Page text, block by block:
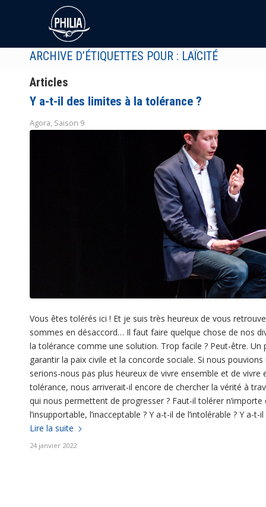
ARCHIVE D’ÉTIQUETTES POUR : LAÏCITÉ
Articles
Y a-t-il des limites à la tolérance ?
Agora, Saison 9
Vous êtes tolérés ici ! Et je suis très heureux de vous
sommes en désaccord… Il faut faire quelque chose de nos
la tolérance comme une solution. Trop facile ? Peut-être.
garantir la paix civile et la concorde sociale. Si nous
serions-nous pas plus heureux de vivre ensemble et de
tolérance, nous arriverait-il encore de chercher la vérité à
qui nous permettent de progresser ? Faut-il tolérer
l’insupportable, l’inacceptable ? Y a-t-il de l’intolérable ? Y a-
Lire la suite
24 janvier 2022